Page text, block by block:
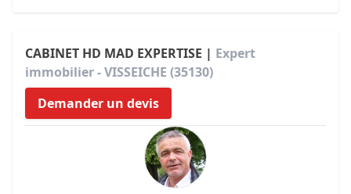
CABINET HD MAD EXPERTISE | Expert
immobilier - VISSEICHE (35130)
Demander un devis